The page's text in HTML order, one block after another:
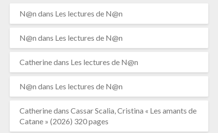
N@n dans Les lectures de N@n
N@n dans Les lectures de N@n
Catherinedans Les lectures de N@n
N@n dans Les lectures de N@n
Catherinedans Cassar Scalia, Cristina « Les amants de
Catane » (2026) 320 pages